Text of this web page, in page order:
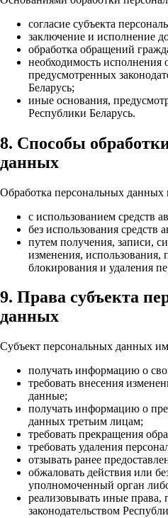
согласие субъекта
заключение и исполнение
обработка обращений
необходимость исполнения
предусмотренных
Беларусь;
иные основания,
Республики Беларусь.
8. Способы
данных
Обработка персональных данных
с использованием средств
без использования средств
путем получения, записи,
изменения, использования,
блокирования и удаления
9. Права субъекта
данных
Субъект персональных данных
получать информацию о
требовать внесения
данные;
получать информацию о
данных третьим лицам;
требовать прекращения
требовать удаления
отзывать ранее
обжаловать действия или
уполномоченный орган
реализовывать иные права,
законодательством